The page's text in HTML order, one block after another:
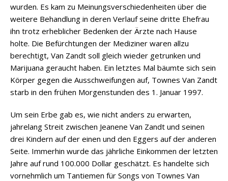
wurden. Es kam zu Meinungsverschiedenheiten über die
weitere Behandlung in deren Verlauf seine dritte Ehefrau
ihn trotz erheblicher Bedenken der Ärzte nach Hause
holte. Die Befürchtungen der Mediziner waren allzu
berechtigt, Van Zandt soll gleich wieder getrunken und
Marijuana geraucht haben. Ein letztes Mal bäumte sich sein
Körper gegen die Ausschweifungen auf, Townes Van Zandt
starb in den frühen Morgenstunden des 1. Januar 1997.
Um sein Erbe gab es, wie nicht anders zu erwarten,
jahrelang Streit zwischen Jeanene Van Zandt und seinen
drei Kindern auf der einen und den Eggers auf der anderen
Seite. Immerhin wurde das jährliche Einkommen der letzten
Jahre auf rund 100.000 Dollar geschätzt. Es handelte sich
vornehmlich um Tantiemen für Songs von Townes Van